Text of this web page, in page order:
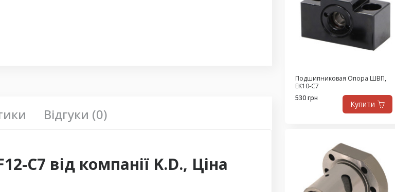
Відгуки (0)
C7 від компанії K.D., Ціна
Подшипниковая Опора ШВП,
EK10-C7
530 грн
Купити